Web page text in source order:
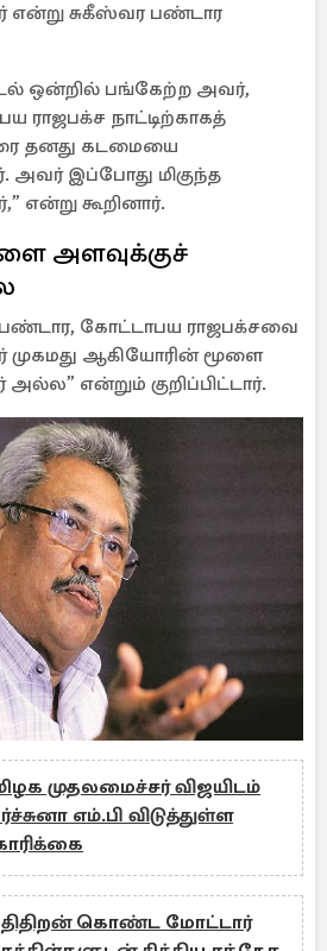
என்று சுகீஸ்வர பண்டார
ஒன்றில் பங்கேற்ற அவர்,
ராஜபக்ச நாட்டிற்காகத்
தனது கடமையை
அவர் இப்போது மிகுந்த
என்று கூறினார்.
அளவுக்குச்
கோட்டாபய ராஜபக்சவை
முகமது ஆகியோரின் மூளை
அல்ல” என்றும் குறிப்பிட்டார்.
முதலமைச்சர் விஜயிடம்
எம்.பி விடுத்துள்ள
கொண்ட மோட்டார்